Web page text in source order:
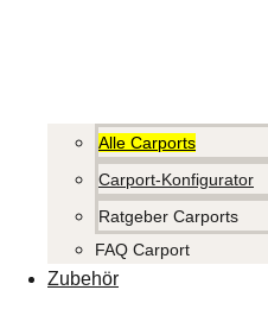
Alle Carports
Carport-Konfigurator
Ratgeber Carports
FAQ Carport
Zubehör